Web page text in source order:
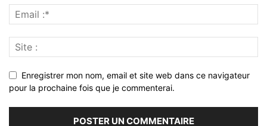
Enregistrer mon nom, email et site web dans ce navigateur
pour la prochaine fois que je commenterai.